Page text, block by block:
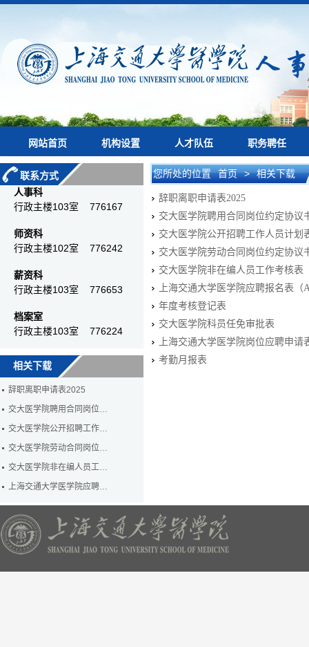
网站首页 机构设置 人才队伍 职务聘任
联系方式
人事科
行政主楼103室 776167
师资科
行政主楼102室 776242
薪资科
行政主楼103室 776653
档案室
行政主楼103室 776224
辞职离职申请表2025
交大医学院聘用合同岗位约定协议
交大医学院公开招聘工作人员计划
交大医学院劳动合同岗位约定协议
交大医学院非在编人员工作考核表
上海交通大学医学院应聘报名表（
年度考核登记表
交大医学院科员任免审批表
上海交通大学医学院岗位应聘申请
考勤月报表
相关下载
辞职离职申请表2025
交大医学院聘用合同岗位…
交大医学院公开招聘工作…
交大医学院劳动合同岗位…
交大医学院非在编人员工…
上海交通大学医学院应聘…
您所处的位置 首页 > 相关下载